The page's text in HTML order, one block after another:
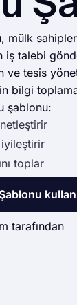
mülk
iş talebi
ve tesis
bilgi
şablonu:
iyileştirir
toplar
Şablonu kullan
tarafından